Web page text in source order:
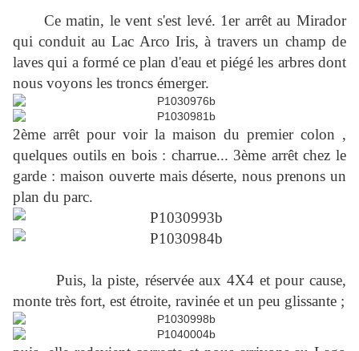
Ce matin, le vent s'est levé. 1er arrêt au Mirador
qui conduit au Lac Arco Iris, à travers un champ de
laves qui a formé ce plan d'eau et piégé les arbres dont
nous voyons les troncs émerger.
2ème arrêt pour voir la maison du premier colon ,
quelques outils en bois : charrue... 3ème arrêt chez le
garde : maison ouverte mais déserte, nous prenons un
plan du parc.
Puis, la piste, réservée aux 4X4 et pour cause,
monte très fort, est étroite, ravinée et un peu glissante ;